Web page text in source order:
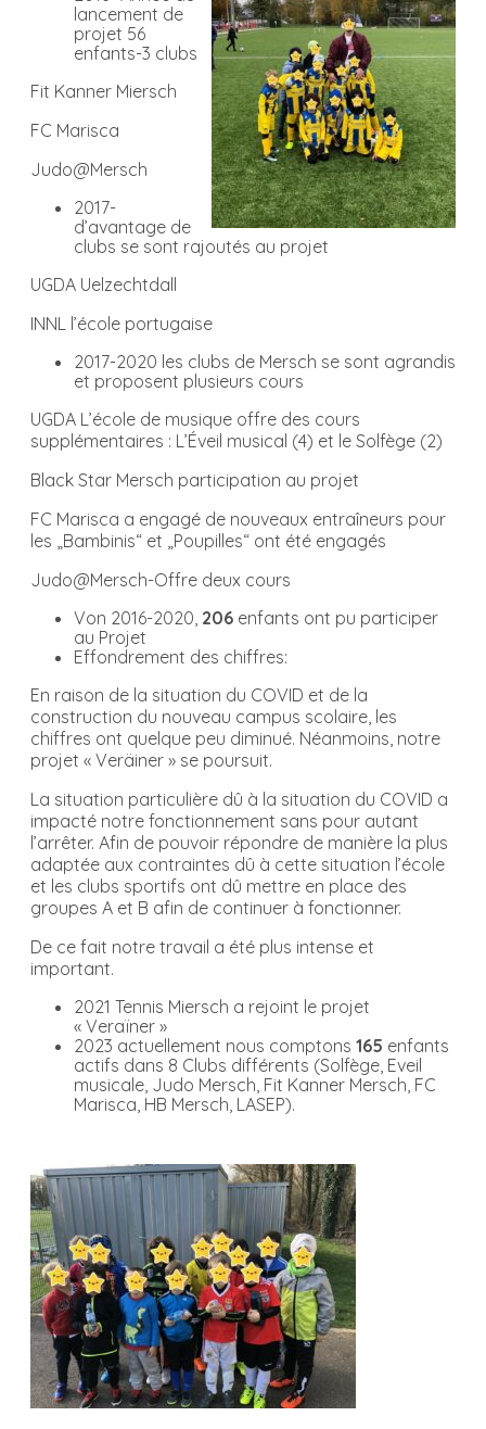
lancement de
projet 56
enfants-3 clubs
Fit Kanner Miersch
FC Marisca
Judo@Mersch
2017-
d’avantage de
clubs se sont rajoutés au projet
UGDA Uelzechtdall
INNL l’école portugaise
2017-2020 les clubs de Mersch se sont agrandis
et proposent plusieurs cours
UGDA L’école de musique offre des cours
supplémentaires : L’Éveil musical (4) et le Solfège (2)
Black Star Mersch participation au projet
FC Marisca a engagé de nouveaux entraîneurs pour
les „Bambinis“ et „Poupilles“ ont été engagés
Judo@Mersch-Offre deux cours
Von 2016-2020, 206 enfants ont pu participer
au Projet
Effondrement des chiffres:
En raison de la situation du COVID et de la
construction du nouveau campus scolaire, les
chiffres ont quelque peu diminué. Néanmoins, notre
projet « Veräiner » se poursuit.
La situation particulière dû à la situation du COVID a
impacté notre fonctionnement sans pour autant
l’arrêter. Afin de pouvoir répondre de manière la plus
adaptée aux contraintes dû à cette situation l’école
et les clubs sportifs ont dû mettre en place des
groupes A et B afin de continuer à fonctionner.
De ce fait notre travail a été plus intense et
important.
2021 Tennis Miersch a rejoint le projet
« Veraïner »
2023 actuellement nous comptons 165 enfants
actifs dans 8 Clubs différents (Solfège, Eveil
musicale, Judo Mersch, Fit Kanner Mersch, FC
Marisca, HB Mersch, LASEP).